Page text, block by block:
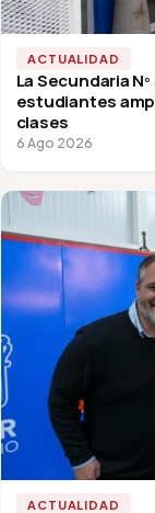
ACTUALIDAD
La Secundaria
estudiantes
clases
6 Ago 2026
ACTUALIDAD